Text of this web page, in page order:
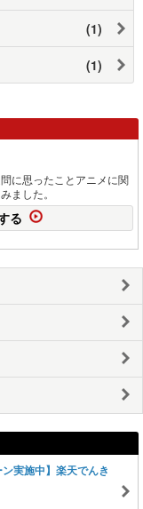
(1)
(1)
に思ったことアニメに関
ました。
る
実施中】楽天でんき